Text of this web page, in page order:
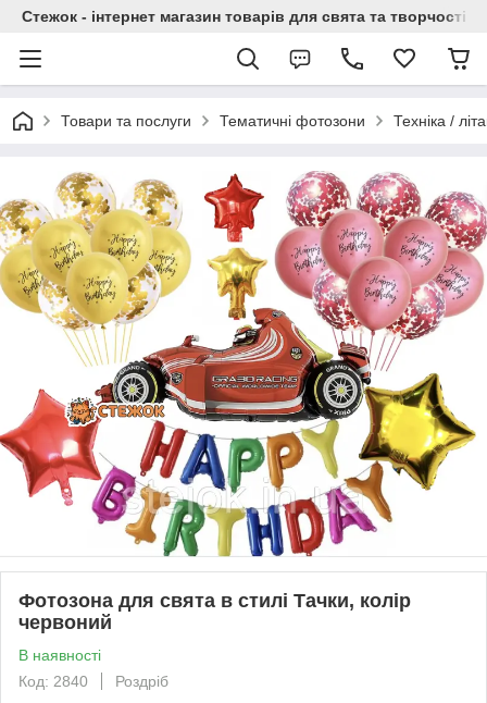
Стежок - інтернет магазин товарів для свята та творчості
Товари та послуги Тематичні фотозони Техніка /
Фотозона для свята в стилі Тачки, колір
червоний
В наявності
Код: 2840
Роздріб